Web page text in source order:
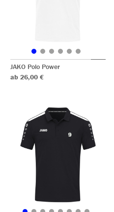
JAKO Polo Power
ab 26,00 €